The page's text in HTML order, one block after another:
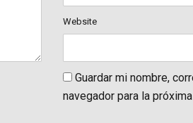
Website
Guardar mi nombre,
navegador para la